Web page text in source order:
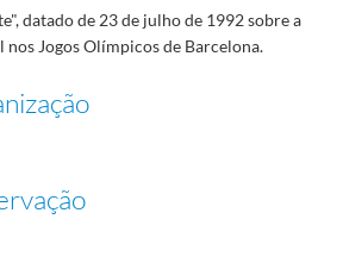
datado de 23 de julho de 1992 sobre a
Jogos Olímpicos de Barcelona.